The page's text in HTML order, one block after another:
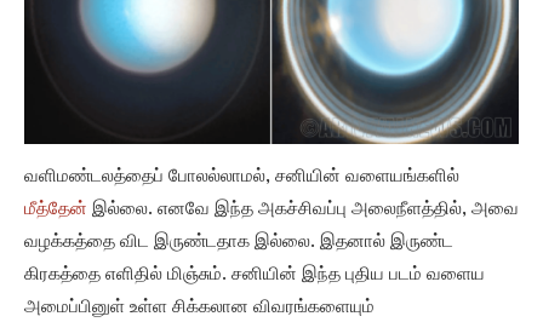
வளிமண்டலத்தைப் போலல்லாமல், சனியின் வளையங்களில்
மீத்தேன் இல்லை. எனவே இந்த அகச்சிவப்பு அலைநீளத்தில், அவை
வழக்கத்தை விட இருண்டதாக இல்லை. இதனால் இருண்ட
கிரகத்தை எளிதில் மிஞ்சும். சனியின் இந்த புதிய படம் வளைய
அமைப்பினுள் உள்ள சிக்கலான விவரங்களையும்